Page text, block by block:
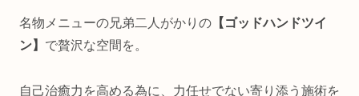
名物メニューの兄弟二人がかりの 【ゴッドハンドツイ
ン】 で贅沢な空間を。
自己治癒力を高める為に、力任せでない寄り添う施術を